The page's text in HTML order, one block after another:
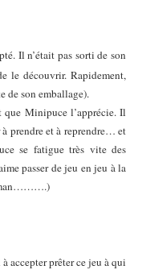
Il n’était pas sorti de son
le découvrir. Rapidement,
de son emballage).
que Minipuce l’apprécie. Il
prendre et à reprendre… et
se fatigue très vite des
passer de jeu en jeu à la
accepter prêter ce jeu à qui